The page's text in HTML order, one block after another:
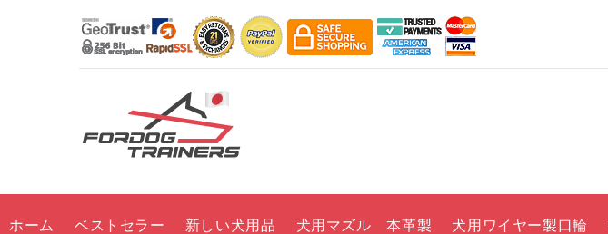
ホーム ベストセラー 新しい犬用品 犬用マズル 本革製 犬用ワイヤー製口輪